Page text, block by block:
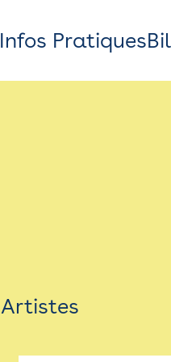
Infos Pratiques
1, av. du
Artistes